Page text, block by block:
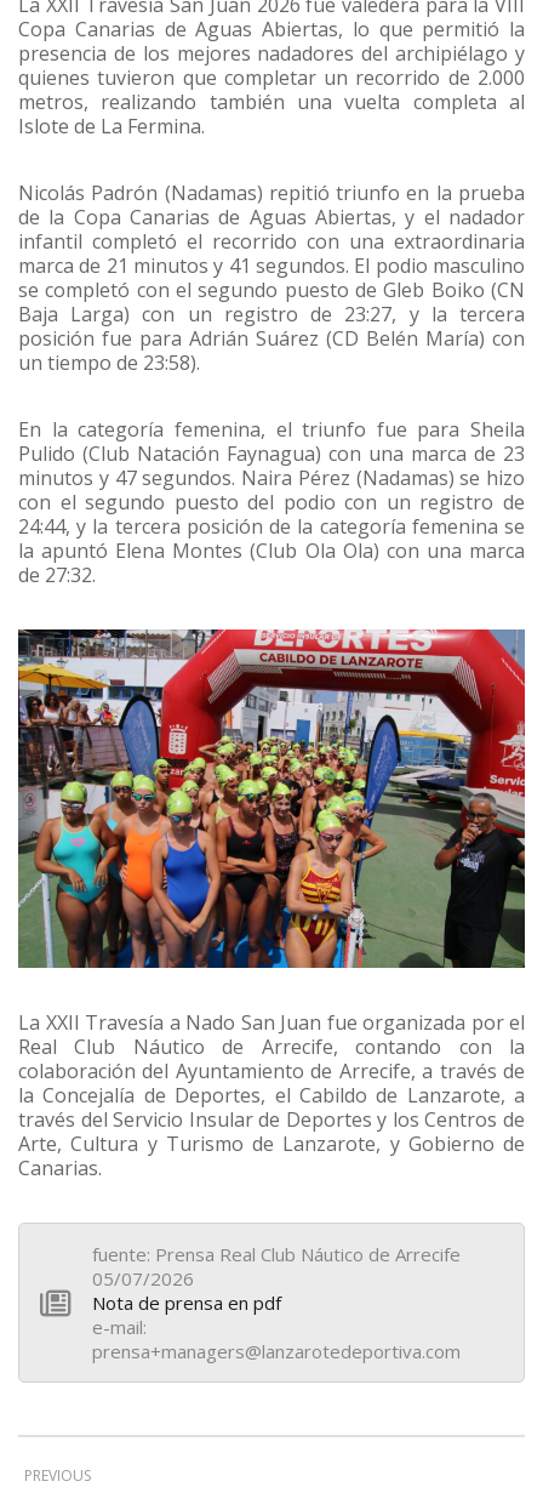
Copa Canarias de Aguas Abiertas, lo que permitió la
presencia de los mejores nadadores del archipiélago y
quienes tuvieron que completar un recorrido de 2.000
metros, realizando también una vuelta completa al
Islote de La Fermina.
Nicolás Padrón (Nadamas) repitió triunfo en la prueba
de la Copa Canarias de Aguas Abiertas, y el nadador
infantil completó el recorrido con una extraordinaria
marca de 21 minutos y 41 segundos. El podio masculino
se completó con el segundo puesto de Gleb Boiko (CN
Baja Larga) con un registro de 23:27, y la tercera
posición fue para Adrián Suárez (CD Belén María) con
un tiempo de 23:58).
En la categoría femenina, el triunfo fue para Sheila
Pulido (Club Natación Faynagua) con una marca de 23
minutos y 47 segundos. Naira Pérez (Nadamas) se hizo
con el segundo puesto del podio con un registro de
24:44, y la tercera posición de la categoría femenina se
la apuntó Elena Montes (Club Ola Ola) con una marca
de 27:32.
La XXII Travesía a Nado San Juan fue organizada por el
Real Club Náutico de Arrecife, contando con la
colaboración del Ayuntamiento de Arrecife, a través de
la Concejalía de Deportes, el Cabildo de Lanzarote, a
través del Servicio Insular de Deportes y los Centros de
Arte, Cultura y Turismo de Lanzarote, y Gobierno de
Canarias.
fuente: Prensa Real Club Náutico de Arrecife
05/07/2026
Nota de prensa en pdf
e-mail:
prensa+managers@lanzarotedeportiva.com
PREVIOUS